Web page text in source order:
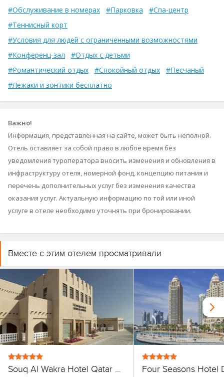
#Обслуживание в номерах
#Парковка
#Спа-центр
#Теннисный корт
#Условия для людей с ограниченными возможностями
#Конференц-зал
#Отдых с детьми
#Романтический отдых
#Спокойный отдых
#Песчаный
#Лежаки и зонтики бесплатно
Важно!
Информация, представленная на сайте, может быть неполной.
Отель оставляет за собой право в любое время без
уведомления туроператора вносить изменения и обновления в
инфраструктуру отеля, номерной фонд, концепцию питания и
перечень дополнительных услуг без изменения качества
оказания услуг. Актуальную информацию по той или иной
услуге в отеле необходимо уточнять при бронировании.
Вместе с этим отелем просматривали
Souq Al Wakra Hotel Qatar By Tivoli Four Seasons Hotel